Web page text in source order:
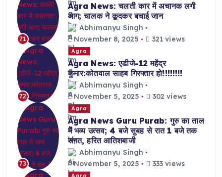
71
Agra News: चलती कार में अचानक लगी
आग; चालक ने कूदकर बचाई जान
Abhimanyu Singh
November 8, 2025
321 views
72
Agra
Agra News: एडीजे-12 महेंद्र
कुमार:कोतवाल साहब गिरफ्तार हो!!!!!!!!
Abhimanyu Singh
November 5, 2025
302 views
73
Agra
Agra News Guru Purab: गुरु का ताल
में भव्य उत्सव; 4 बजे सुबह से रात 1 बजे तक
संगत, हरित आतिशबाजी
Abhimanyu Singh
November 5, 2025
333 views